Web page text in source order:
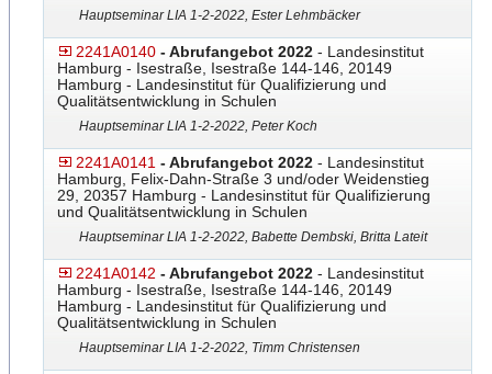
Hauptseminar LIA 1-2-2022, Ester Lehmbäcker
2241A0140 - Abrufangebot 2022 - Landesinstitut
Hamburg - Isestraße, Isestraße 144-146, 20149
Hamburg - Landesinstitut für Qualifizierung und
Qualitätsentwicklung in Schulen
Hauptseminar LIA 1-2-2022, Peter Koch
2241A0141 - Abrufangebot 2022 - Landesinstitut
Hamburg, Felix-Dahn-Straße 3 und/oder Weidenstieg
29, 20357 Hamburg - Landesinstitut für Qualifizierung
und Qualitätsentwicklung in Schulen
Hauptseminar LIA 1-2-2022, Babette Dembski, Britta Lateit
2241A0142 - Abrufangebot 2022 - Landesinstitut
Hamburg - Isestraße, Isestraße 144-146, 20149
Hamburg - Landesinstitut für Qualifizierung und
Qualitätsentwicklung in Schulen
Hauptseminar LIA 1-2-2022, Timm Christensen